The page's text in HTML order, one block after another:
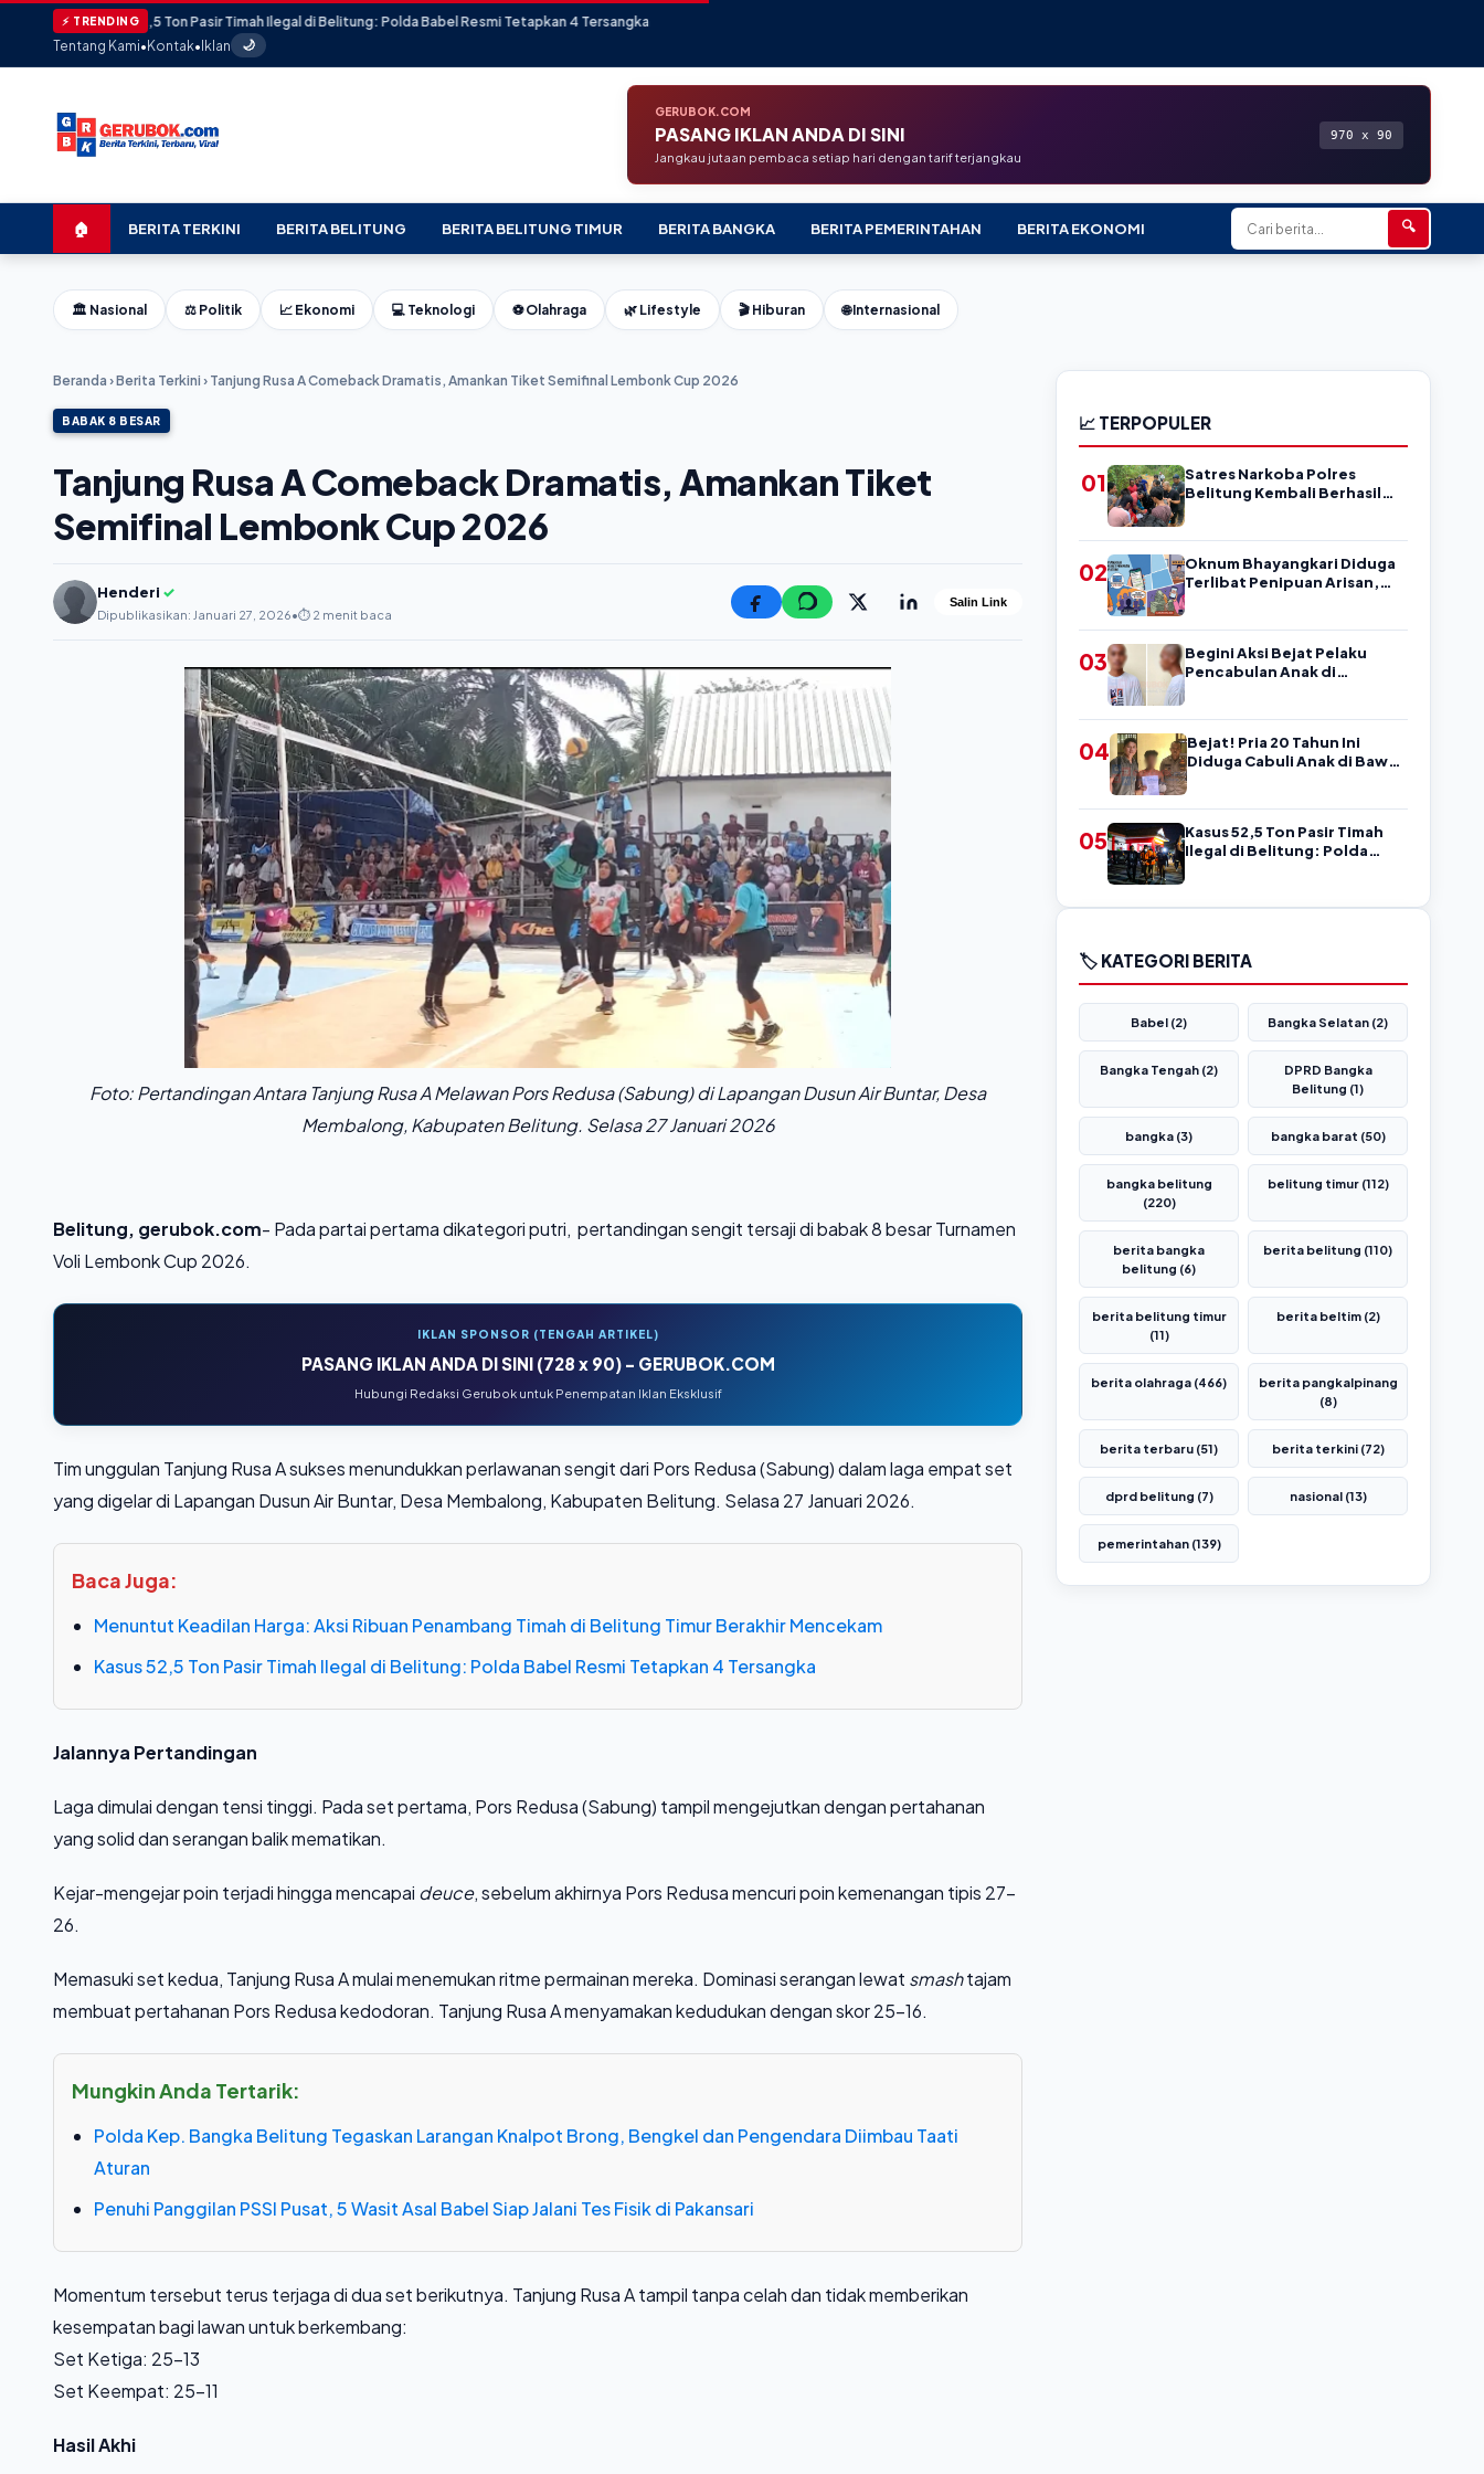
⚡ TRENDING
Ton Pasir Timah Ilegal di Belitung: Polda Babel Resmi Tetapkan 4 Tersangka
Tentang Kami•Kontak•Iklan 🌙
GERUBOK.COM
PASANG IKLAN ANDA DI SINI
Jangkau jutaan pembaca setiap hari dengan tarif terjangkau
970 x 90
🏠 BERITA TERKINI BERITA BELITUNG BERITA BELITUNG TIMUR BERITA BANGKA BERITA PEMERINTAHAN BERITA EKONOMI 🔍
🏛️ Nasional ⚖️ Politik 📈 Ekonomi 💻 Teknologi ⚽ Olahraga 🌿 Lifestyle 🎬 Hiburan 🌐 Internasional
Beranda ›Berita Terkini › Tanjung Rusa A Comeback Dramatis, Amankan Tiket Semifinal Lembonk Cup 2026
BABAK 8 BESAR
Tanjung Rusa A Comeback Dramatis, Amankan Tiket
Semifinal Lembonk Cup 2026
Henderi ✓
Dipublikasikan: Januari 27, 2026•⏱️ 2 menit baca
Salin Link
Foto: Pertandingan Antara Tanjung Rusa A Melawan Pors Redusa (Sabung) di Lapangan Dusun Air Buntar, Desa
Membalong, Kabupaten Belitung. Selasa 27 Januari 2026
Belitung, gerubok.com- Pada partai pertama dikategori putri, pertandingan sengit tersaji di babak 8 besar Turnamen
Voli Lembonk Cup 2026.
IKLAN SPONSOR (TENGAH ARTIKEL)
PASANG IKLAN ANDA DI SINI (728 x 90) - GERUBOK.COM
Hubungi Redaksi Gerubok untuk Penempatan Iklan Eksklusif
Tim unggulan Tanjung Rusa A sukses menundukkan perlawanan sengit dari Pors Redusa (Sabung) dalam laga empat set
yang digelar di Lapangan Dusun Air Buntar, Desa Membalong, Kabupaten Belitung. Selasa 27 Januari 2026.
Baca Juga:
Menuntut Keadilan Harga: Aksi Ribuan Penambang Timah di Belitung Timur Berakhir Mencekam
Kasus 52,5 Ton Pasir Timah Ilegal di Belitung: Polda Babel Resmi Tetapkan 4 Tersangka
​Jalannya Pertandingan
​Laga dimulai dengan tensi tinggi. Pada set pertama, Pors Redusa (Sabung) tampil mengejutkan dengan pertahanan
yang solid dan serangan balik mematikan.
Kejar-mengejar poin terjadi hingga mencapai deuce, sebelum akhirnya Pors Redusa mencuri poin kemenangan tipis 27-
26.
​Memasuki set kedua, Tanjung Rusa A mulai menemukan ritme permainan mereka. Dominasi serangan lewat smashtajam
membuat pertahanan Pors Redusa kedodoran. Tanjung Rusa A menyamakan kedudukan dengan skor 25-16.
Mungkin Anda Tertarik:
Polda Kep. Bangka Belitung Tegaskan Larangan Knalpot Brong, Bengkel dan Pengendara Diimbau Taati
Aturan
Penuhi Panggilan PSSI Pusat, 5 Wasit Asal Babel Siap Jalani Tes Fisik di Pakansari
​Momentum tersebut terus terjaga di dua set berikutnya. Tanjung Rusa A tampil tanpa celah dan tidak memberikan
kesempatan bagi lawan untuk berkembang:
​Set Ketiga: 25-13
​Set Keempat: 25-11
​Hasil Akhi
📈 TERPOPULER
01
Satres Narkoba Polres
Belitung Kembali Berhasil
02
Oknum Bhayangkari Diduga
Terlibat Penipuan Arisan,
Korban?
03
Begini Aksi Bejat Pelaku
Pencabulan Anak di
04
Bejat! Pria 20 Tahun Ini
Diduga Cabuli Anak di Bawah
05
Kasus 52,5 Ton Pasir Timah
Ilegal di Belitung: Polda
🏷️ KATEGORI BERITA
Babel (2) Bangka Selatan (2)
Bangka Tengah (2)
DPRD Bangka
Belitung (1)
bangka (3) bangka barat (50)
bangka belitung
(220)
belitung timur (112)
berita bangka
belitung (6)
berita belitung (110)
berita belitung timur
(11)
berita beltim (2)
berita olahraga (466)
berita pangkalpinang
(8)
berita terbaru (51) berita terkini (72)
dprd belitung (7) nasional (13)
pemerintahan (139)